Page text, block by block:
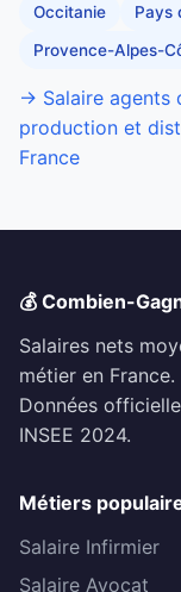
Occitanie Pays
Provence-Alpes-
→ Salaire agents
production et
France
💰 Combien-
Salaires nets
métier en France.
Données
INSEE 2024.
Métiers
Salaire Infirmier
Salaire Avocat